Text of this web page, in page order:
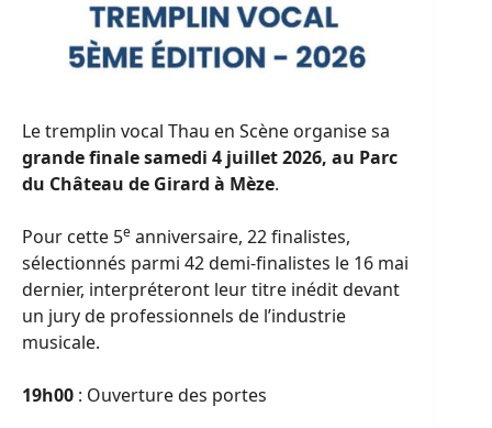
Le tremplin vocal Thau en Scène organise sa
grande finale samedi 4 juillet 2026, au Parc
du Château de Girard à Mèze.
Pour cette 5e anniversaire, 22 finalistes,
sélectionnés parmi 42 demi-finalistes le 16 mai
dernier, interpréteront leur titre inédit devant
un jury de professionnels de l’industrie
musicale.
19h00 : Ouverture des portes